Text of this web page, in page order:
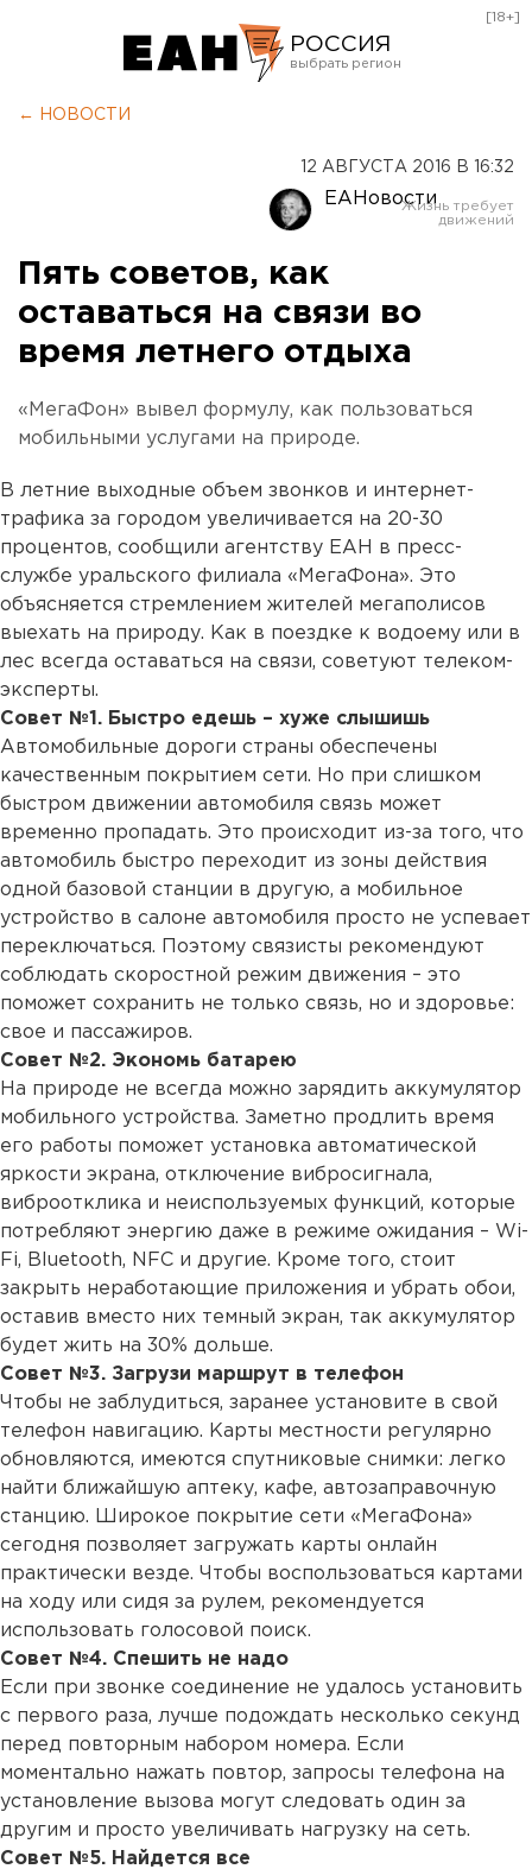
РОССИЯ
Оренбург
[18+]
← НОВОСТИ
12 АВГУСТА 2016 В 16:32
ЕАНовости
Пять советов, как
оставаться на связи во
время летнего отдыха
«МегаФон» вывел формулу, как пользоваться
мобильными услугами на природе.
В летние выходные объем звонков и интернет-
трафика за городом увеличивается на 20-30
процентов, сообщили агентству ЕАН в пресс-
службе уральского филиала «МегаФона». Это
объясняется стремлением жителей мегаполисов
выехать на природу. Как в поездке к водоему или в
лес всегда оставаться на связи, советуют телеком-
эксперты.
Совет №1. Быстро едешь – хуже слышишь
Автомобильные дороги страны обеспечены
качественным покрытием сети. Но при слишком
быстром движении автомобиля связь может
временно пропадать. Это происходит из-за того, что
автомобиль быстро переходит из зоны действия
одной базовой станции в другую, а мобильное
устройство в салоне автомобиля просто не успевает
переключаться. Поэтому связисты рекомендуют
соблюдать скоростной режим движения – это
поможет сохранить не только связь, но и здоровье:
свое и пассажиров.
Совет №2. Экономь батарею
На природе не всегда можно зарядить аккумулятор
мобильного устройства. Заметно продлить время
его работы поможет установка автоматической
яркости экрана, отключение вибросигнала,
виброотклика и неиспользуемых функций, которые
потребляют энергию даже в режиме ожидания – Wi-
Fi, Bluetooth, NFC и другие. Кроме того, стоит
закрыть неработающие приложения и убрать обои,
оставив вместо них темный экран, так аккумулятор
будет жить на 30% дольше.
Совет №3. Загрузи маршрут в телефон
Чтобы не заблудиться, заранее установите в свой
телефон навигацию. Карты местности регулярно
обновляются, имеются спутниковые снимки: легко
найти ближайшую аптеку, кафе, автозаправочную
станцию. Широкое покрытие сети «МегаФона»
сегодня позволяет загружать карты онлайн
практически везде. Чтобы воспользоваться картами
на ходу или сидя за рулем, рекомендуется
использовать голосовой поиск.
Совет №4. Спешить не надо
Если при звонке соединение не удалось установить
с первого раза, лучше подождать несколько секунд
перед повторным набором номера. Если
моментально нажать повтор, запросы телефона на
установление вызова могут следовать один за
другим и просто увеличивать нагрузку на сеть.
Совет №5. Найдется все